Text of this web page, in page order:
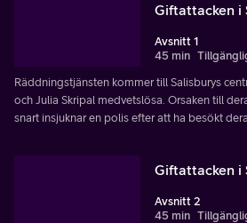
Giftattacken i
Avsnitt 1
45 min
Räddningstjänsten kommer till Salisburys
och Julia Skripal medvetslösa. Orsaken till
snart insjuknar en polis efter att ha besökt
Giftattacken i
Avsnitt 2
45 min